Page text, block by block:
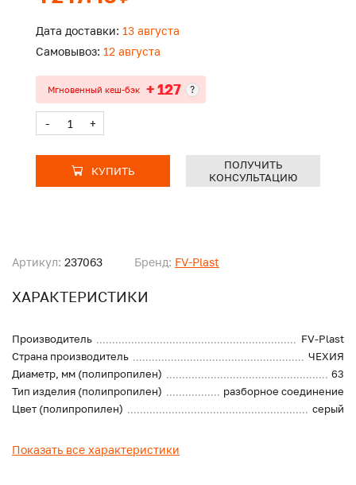
Артикул: 237063 Бренд: FV-Plast
ХАРАКТЕРИСТИКИ
Производитель
FV-Plast
Страна производитель
ЧЕХИЯ
Диаметр, мм (полипропилен)
63
Тип изделия (полипропилен)
разборное соединение
Цвет (полипропилен)
серый
Показать все характеристики
Дата доставки: 13 августа
Самовывоз: 12 августа
Мгновенный кеш-бэк + 127 ?
- +
КУПИТЬ
ПОЛУЧИТЬ
КОНСУЛЬТАЦИЮ